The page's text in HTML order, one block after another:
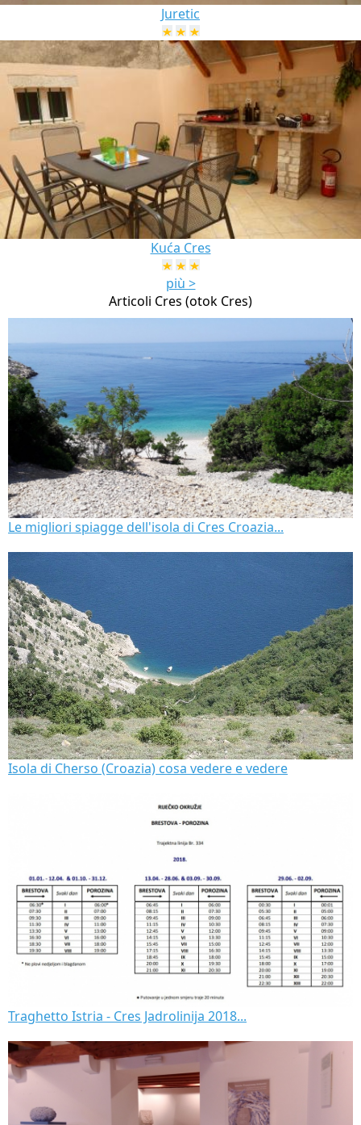
Juretic
Kuća Cres
più >
Articoli Cres (otok Cres)
Le migliori spiagge dell'isola di Cres Croazia...
Isola di Cherso (Croazia) cosa vedere e vedere
Traghetto Istria - Cres Jadrolinija 2018...